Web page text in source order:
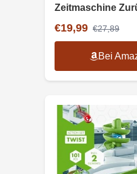
Zeitmaschine
€19,99 €27,89
Bei